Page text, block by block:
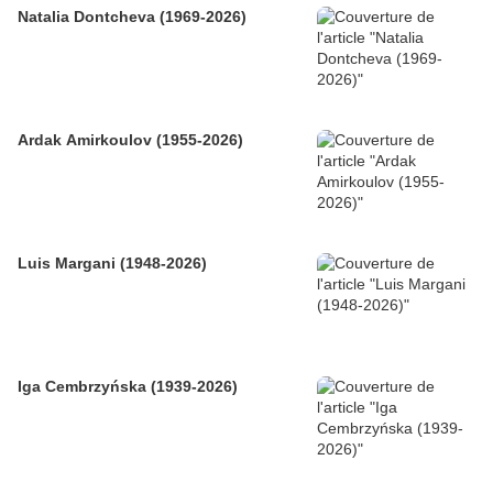
Natalia Dontcheva (1969-2026)
Ardak Amirkoulov (1955-2026)
Luis Margani (1948-2026)
Iga Cembrzyńska (1939-2026)